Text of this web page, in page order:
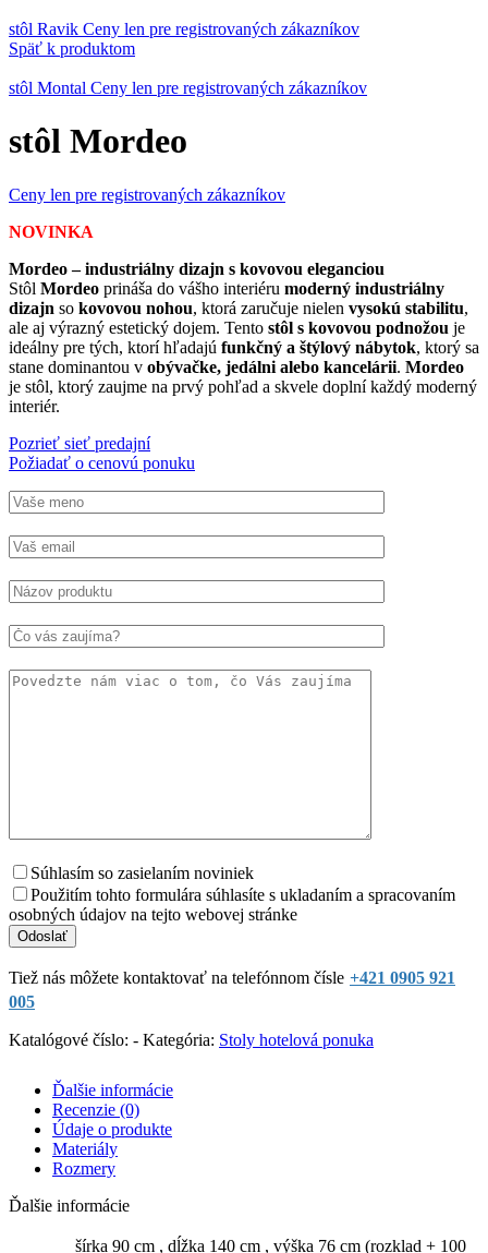
stôl Ravik Ceny len pre registrovaných zákazníkov
Späť k produktom
stôl Montal Ceny len pre registrovaných zákazníkov
stôl Mordeo
Ceny len pre registrovaných zákazníkov
NOVINKA
Mordeo – industriálny dizajn s kovovou eleganciou
Stôl Mordeo prináša do vášho interiéru moderný industriálny
dizajn so kovovou nohou, ktorá zaručuje nielen vysokú stabilitu,
ale aj výrazný estetický dojem. Tento stôl s kovovou podnožou je
ideálny pre tých, ktorí hľadajú funkčný a štýlový nábytok, ktorý sa
stane dominantou v obývačke, jedálni alebo kancelárii. Mordeo
je stôl, ktorý zaujme na prvý pohľad a skvele doplní každý moderný
interiér.
Pozrieť sieť predajní
Požiadať o cenovú ponuku
Súhlasím so zasielaním noviniek
Použitím tohto formulára súhlasíte s ukladaním a spracovaním
osobných údajov na tejto webovej stránke
Tiež nás môžete kontaktovať na telefónnom čísle +421 0905 921
005
Katalógové číslo: - Kategória: Stoly hotelová ponuka
Ďalšie informácie
Recenzie (0)
Údaje o produkte
Materiály
Rozmery
Ďalšie informácie
šírka 90 cm , dĺžka 140 cm , výška 76 cm (rozklad + 100